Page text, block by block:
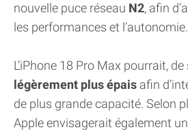
nouvelle puce réseau N2, afin
les performances et l’autonomie.
L’iPhone 18 Pro Max pourrait,
légèrement plus épais afin
de plus grande capacité. Selon
Apple envisagerait également